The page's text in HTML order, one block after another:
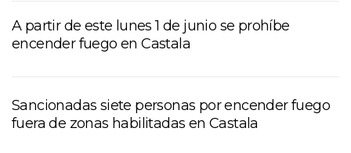
A partir de este lunes 1 de junio se prohíbe
encender fuego en Castala
Sancionadas siete personas por encender fuego
fuera de zonas habilitadas en Castala